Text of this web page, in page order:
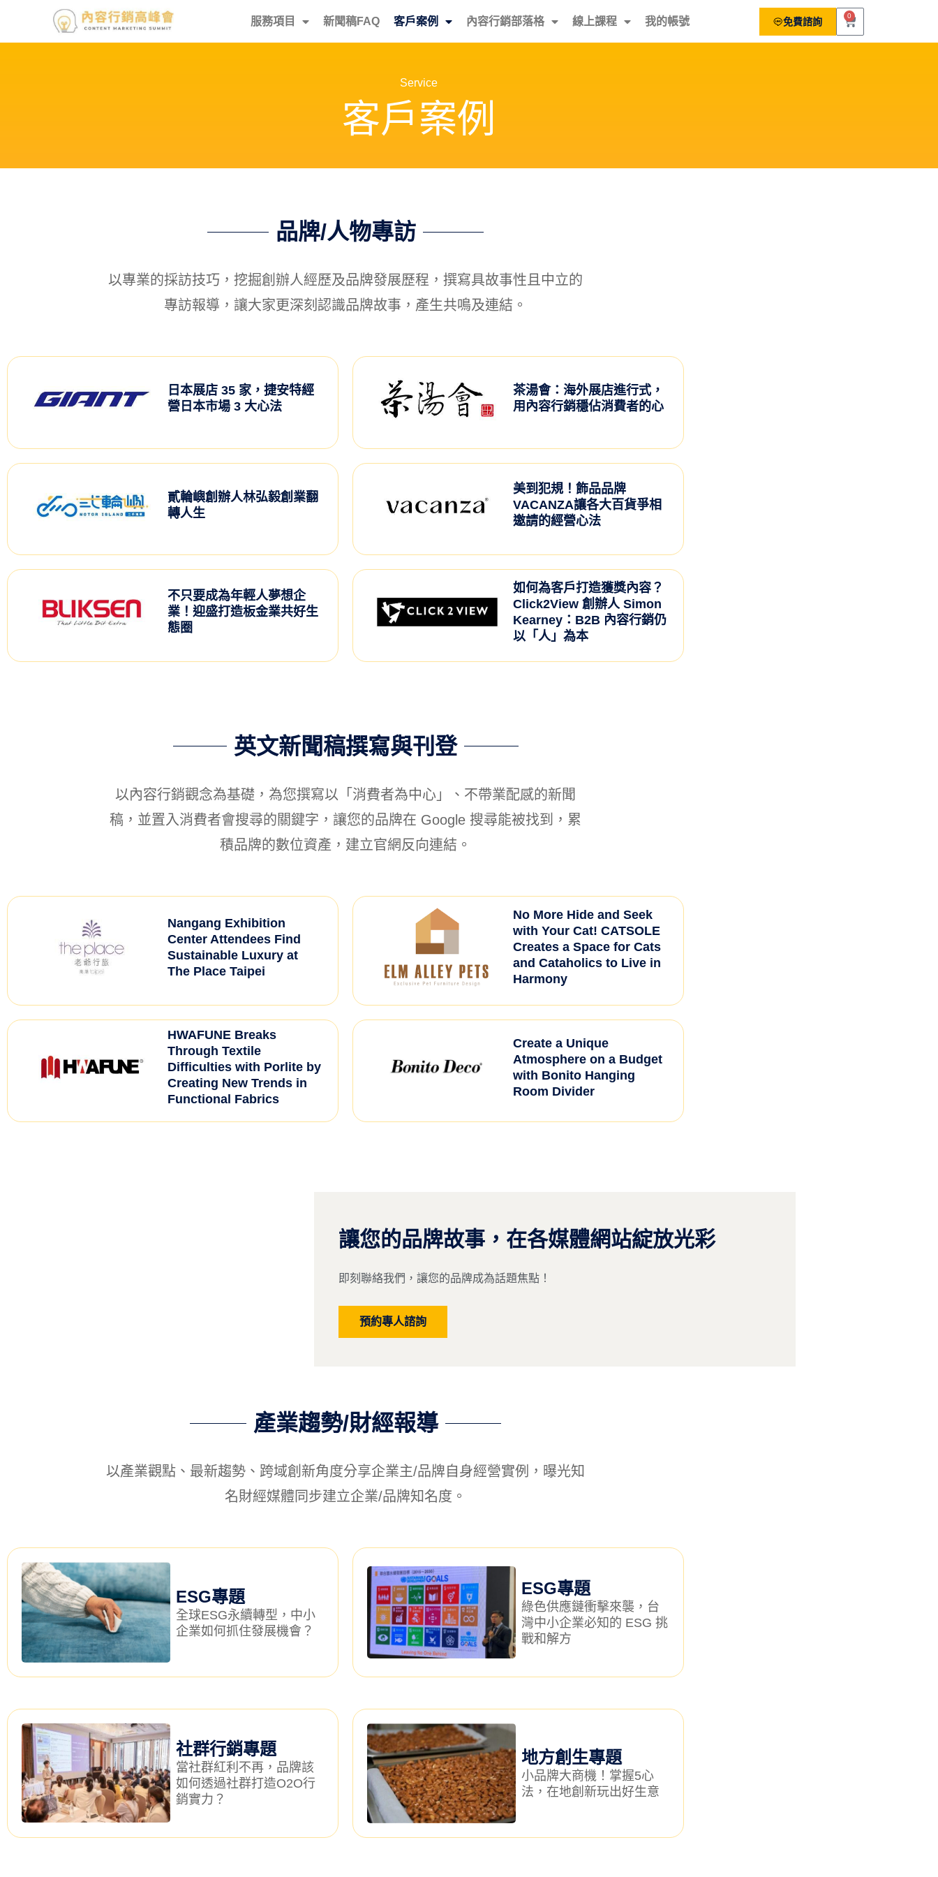
服務項目 新聞稿FAQ 客戶案例 內容行銷部落格 線上課程 我的帳號 免費諮詢
0
Service
客戶案例
品牌/人物專訪
以專業的採訪技巧，挖掘創辦人經歷及品牌發展歷程，撰寫具故事性且中立的
專訪報導，讓大家更深刻認識品牌故事，產生共鳴及連結。
日本展店 35 家，捷安特經
營日本市場 3 大心法
茶湯會：海外展店進行式，
用內容行銷穩佔消費者的心
貳輪嶼創辦人林弘毅創業翻
轉人生
美到犯規！飾品品牌
VACANZA讓各大百貨爭相
邀請的經營心法
不只要成為年輕人夢想企
業！迎盛打造板金業共好生
態圈
如何為客戶打造獲獎內容？
Click2View 創辦人 Simon
Kearney：B2B 內容行銷仍
以「人」為本
英文新聞稿撰寫與刊登
以內容行銷觀念為基礎，為您撰寫以「消費者為中心」、不帶業配感的新聞
稿，並置入消費者會搜尋的關鍵字，讓您的品牌在 Google 搜尋能被找到，累
積品牌的數位資產，建立官網反向連結。
Nangang Exhibition
Center Attendees Find
Sustainable Luxury at
The Place Taipei
No More Hide and Seek
with Your Cat! CATSOLE
Creates a Space for Cats
and Cataholics to Live in
Harmony
HWAFUNE Breaks
Through Textile
Difficulties with Porlite by
Creating New Trends in
Functional Fabrics
Create a Unique
Atmosphere on a Budget
with Bonito Hanging
Room Divider
讓您的品牌故事，在各媒體網站綻放光彩
即刻聯絡我們，讓您的品牌成為話題焦點！
預約專人諮詢
產業趨勢/財經報導
以產業觀點、最新趨勢、跨域創新角度分享企業主/品牌自身經營實例，曝光知
名財經媒體同步建立企業/品牌知名度。
ESG專題
全球ESG永續轉型，中小
企業如何抓住發展機會？
ESG專題
綠色供應鏈衝擊來襲，台
灣中小企業必知的 ESG 挑
戰和解方
社群行銷專題
當社群紅利不再，品牌該
如何透過社群打造O2O行
銷實力？
地方創生專題
小品牌大商機！掌握5心
法，在地創新玩出好生意